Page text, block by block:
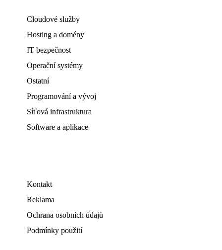
Cloudové služby
Hosting a domény
IT bezpečnost
Operační systémy
Ostatní
Programování a vývoj
Síťová infrastruktura
Software a aplikace
Kontakt
Reklama
Ochrana osobních údajů
Podmínky použití